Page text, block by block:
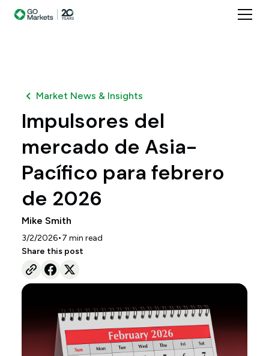
Market News & Insights
Impulsores del
mercado de Asia-
Pacífico para febrero
de 2026
Mike Smith
3/2/2026•7 min read
Share this post